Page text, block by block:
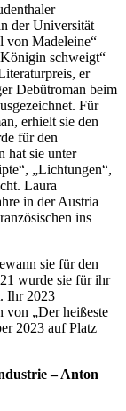
der Universität
von Madeleine“
schweigt“
er
Debütroman beim
Für
erhielt sie den
für den
hat sie unter
„Lichtungen“,
Laura
in der Austria
ins
sie für den
wurde sie für ihr
Ihr 2023
von „Der heißeste
2023 auf Platz
– Anton